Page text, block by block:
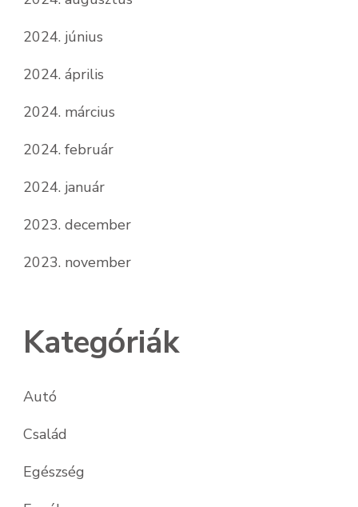
2024. június
2024. április
2024. március
2024. február
2024. január
2023. december
2023. november
Kategóriák
Autó
Család
Egészség